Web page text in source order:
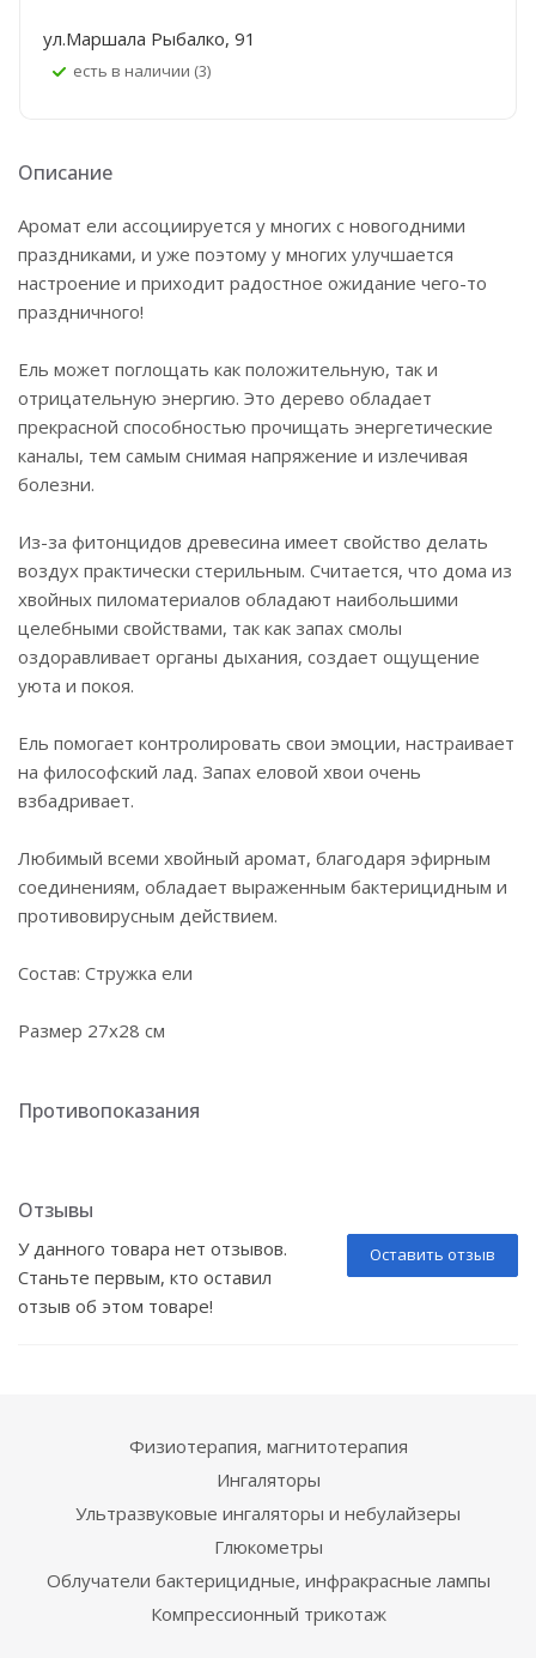
ул.Маршала Рыбалко, 91
Есть в наличии (3)
Описание
Аромат ели ассоциируется у многих с новогодними
праздниками, и уже поэтому у многих улучшается
настроение и приходит радостное ожидание чего-то
праздничного!
Ель может поглощать как положительную, так и
отрицательную энергию. Это дерево обладает
прекрасной способностью прочищать энергетические
каналы, тем самым снимая напряжение и излечивая
болезни.
Из-за фитонцидов древесина имеет свойство делать
воздух практически стерильным. Считается, что дома из
хвойных пиломатериалов обладают наибольшими
целебными свойствами, так как запах смолы
оздоравливает органы дыхания, создает ощущение
уюта и покоя.
Ель помогает контролировать свои эмоции, настраивает
на философский лад. Запах еловой хвои очень
взбадривает.
Любимый всеми хвойный аромат, благодаря эфирным
соединениям, обладает выраженным бактерицидным и
противовирусным действием.
Состав: Стружка ели
Размер 27х28 см
Противопоказания
Отзывы
Оставить отзыв
У данного товара нет отзывов.
Станьте первым, кто оставил
отзыв об этом товаре!
Физиотерапия, магнитотерапия
Ингаляторы
Ультразвуковые ингаляторы и небулайзеры
Глюкометры
Облучатели бактерицидные, инфракрасные лампы
Компрессионный трикотаж